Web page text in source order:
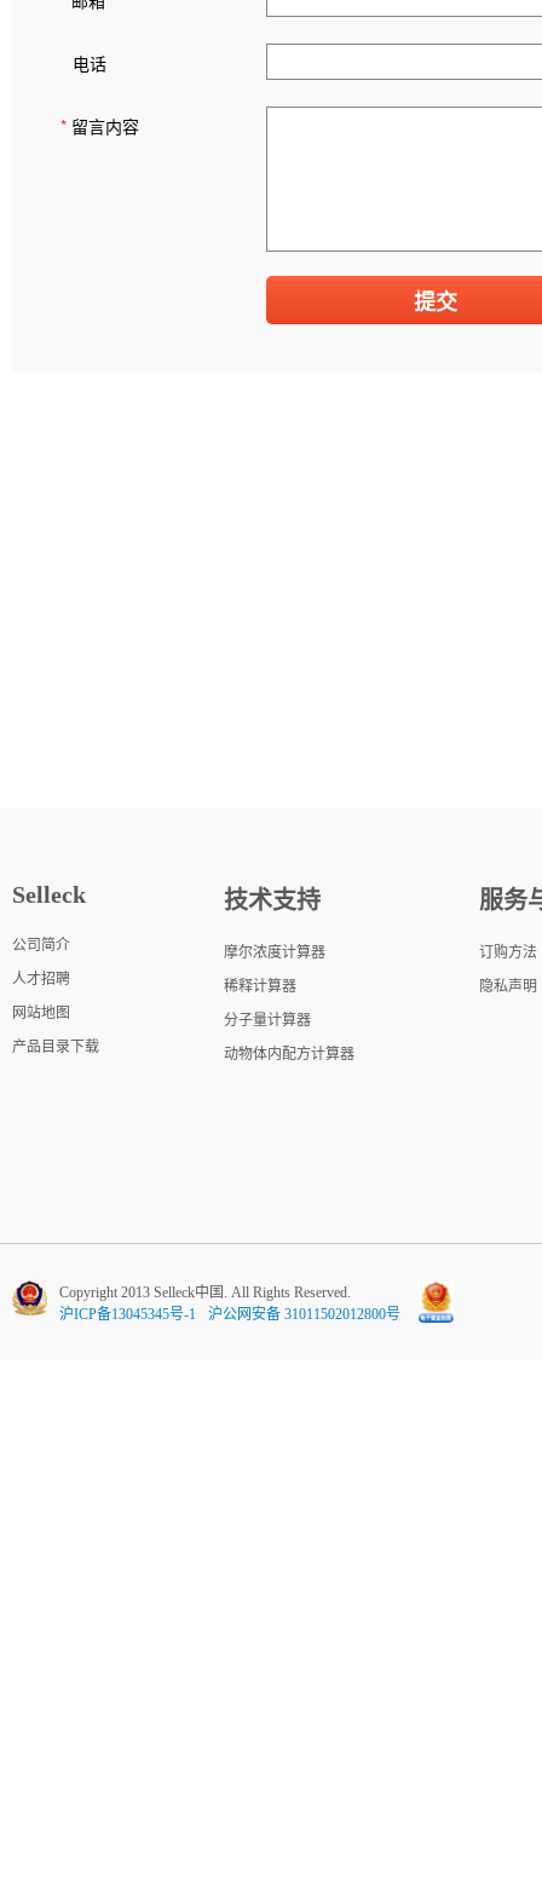
电话
* 留言内容
Selleck
公司简介
人才招聘
网站地图
产品目录下载
技术支持
摩尔浓度计算器
稀释计算器
分子量计算器
动物体内配方计算器
服务
订购方法
隐私声明
Copyright 2013 Selleck中国. All Rights Reserved.
沪ICP备13045345号-1
沪公网安备 31011502012800号